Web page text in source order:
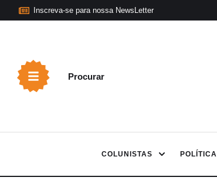
Inscreva-se para nossa NewsLetter
Procurar
COLUNISTAS POLÍTICA